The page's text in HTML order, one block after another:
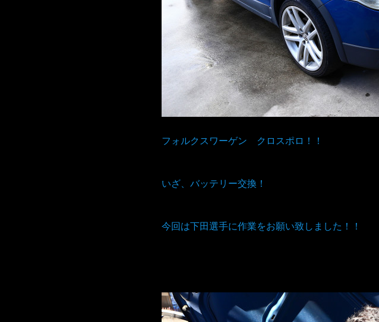
フォルクスワーゲン クロスポロ！！
いざ、バッテリー交換！
今回は下田選手に作業をお願い致しました！！